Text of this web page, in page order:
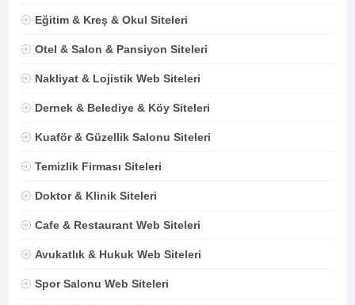
Eğitim & Kreş & Okul Siteleri
Otel & Salon & Pansiyon Siteleri
Nakliyat & Lojistik Web Siteleri
Dernek & Belediye & Köy Siteleri
Kuaför & Güzellik Salonu Siteleri
Temizlik Firması Siteleri
Doktor & Klinik Siteleri
Cafe & Restaurant Web Siteleri
Avukatlık & Hukuk Web Siteleri
Spor Salonu Web Siteleri